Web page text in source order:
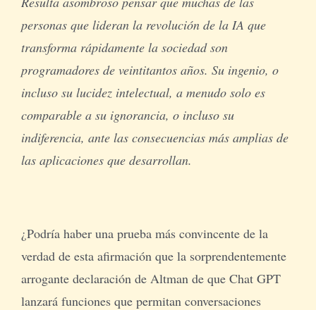
personas que lideran la revolución de la IA que
transforma rápidamente la sociedad son
programadores de veintitantos años. Su ingenio, o
incluso su lucidez intelectual, a menudo solo es
comparable a su ignorancia, o incluso su
indiferencia, ante las consecuencias más amplias de
las aplicaciones que desarrollan.
¿Podría haber una prueba más convincente de la
verdad de esta afirmación que la sorprendentemente
arrogante declaración de Altman de que Chat GPT
lanzará funciones que permitan conversaciones